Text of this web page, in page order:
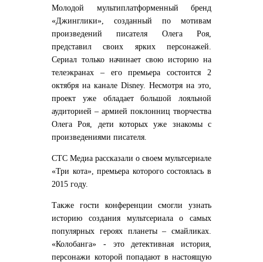
Молодой мультиплатформенный бренд
«Джинглики», созданный по мотивам
произведений писателя Олега Роя,
представил своих ярких персонажей.
Сериал только начинает свою историю на
телеэкранах – его премьера состоится 2
октября на канале Disney. Несмотря на это,
проект уже обладает большой лояльной
аудиторией – армией поклонниц творчества
Олега Роя, дети которых уже знакомы с
произведениями писателя.
СТС Медиа рассказали о своем мультсериале
«Три кота», премьера которого состоялась в
2015 году.
Также гости конференции смогли узнать
историю создания мультсериала о самых
популярных героях планеты – смайликах.
«Колобанга» - это детективная история,
персонажи которой попадают в настоящую